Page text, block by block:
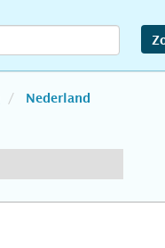
Nederland